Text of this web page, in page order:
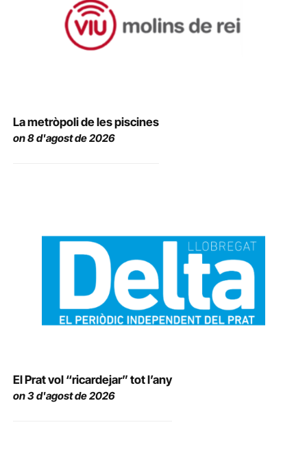
La metròpoli de les piscines
on 8 d'agost de 2026
El Prat vol “ricardejar” tot l’any
on 3 d'agost de 2026